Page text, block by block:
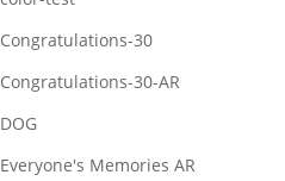
Congratulations-30
Congratulations-30-AR
DOG
Everyone's Memories AR